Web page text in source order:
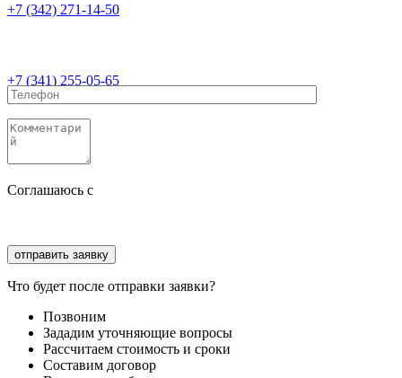
+7 (342) 271-14-50
+7 (341) 255-05-65
Соглашаюсь с
Что будет после отправки заявки?
Позвоним
Зададим уточняющие вопросы
Рассчитаем стоимость и сроки
Составим договор